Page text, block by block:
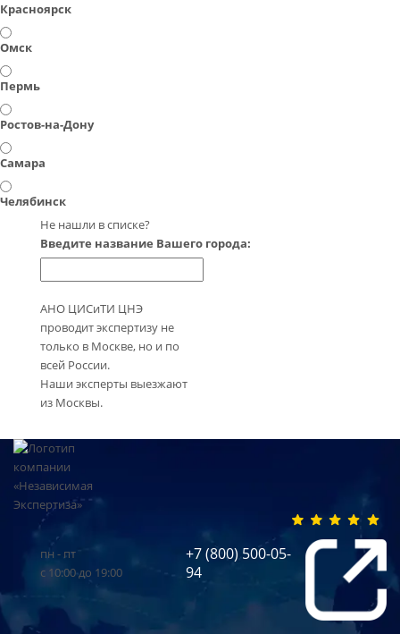
Красноярск
Омск
Пермь
Ростов-на-Дону
Самара
Челябинск
Не нашли в списке?
Введите название Вашего города:
АНО ЦИСиТИ ЦНЭ
проводит экспертизу не
только в Москве, но и по
всей России.
Наши эксперты выезжают
из Москвы.
пн - пт
с 10:00 до 19:00
+7 (800) 500-05-
94